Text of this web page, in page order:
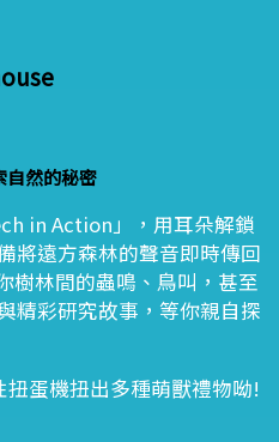
自然的秘密
in Action」，用耳朵解鎖
將遠方森林的聲音即時傳回
樹林間的蟲鳴、鳥叫，甚至
精彩研究故事，等你親自探
蛋機扭出多種萌獸禮物呦!